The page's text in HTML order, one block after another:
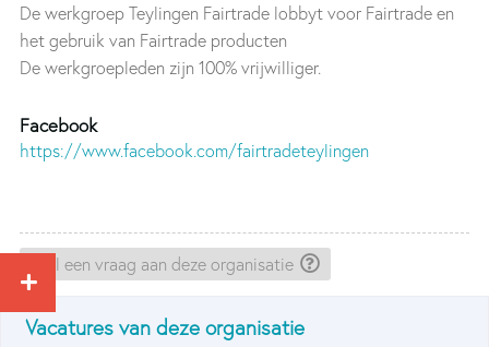
De werkgroep Teylingen Fairtrade lobbyt voor Fairtrade en
het gebruik van Fairtrade producten
De werkgroepleden zijn 100% vrijwilliger.
Facebook
https://www.facebook.com/fairtradeteylingen
Stel een vraag aan deze organisatie
Vacatures van deze organisatie